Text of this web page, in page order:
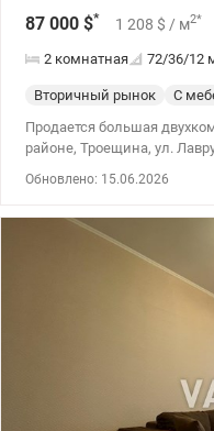
87 000 $* 1 208 $ / м2*
2 комнатная 72/36/12
Вторичный рынок С
Продается большая
районе, Троещина, ул.
лоджия объединена с
кухонный блок. Таким
отдельных комнат (11,8 и
кухни-гостиной. В
Проведен интернет,
техника и частично
Закрытый тамбур на три
Аккуратный подъезд, два
придомовая территория.
Сильпо, АТБ, школы,
Обновлено: 15.06.2026